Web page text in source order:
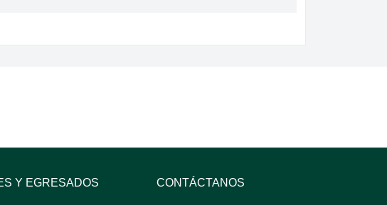
Y EGRESADOS CONTÁCTANOS